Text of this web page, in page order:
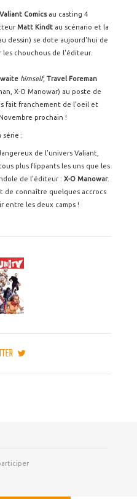
Valiant Comics au casting 4
Matt Kindt au scénario et la
dessin) se dote aujourd'hui de
les chouchous de l'éditeur.
himself, Travel Foreman
X-O Manowar) au poste de
fait franchement de l'oeil et
prochain !
série :
de l'univers Valiant,
plus flippants les uns que les
de l'éditeur : X-O Manowar.
de connaître quelques accrocs
entre les deux camps !